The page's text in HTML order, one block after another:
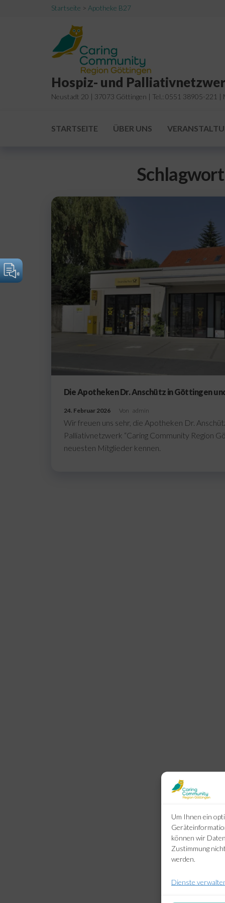
Um Ihnen ein
können wir
Zustimmung
werden.
Dienste
Startseite > Apotheke B27
Hospiz- und
Neustadt 20 | 37073 Göttingen | Tel.: 0551 38905-221 |
STARTSEITE ÜBER UNS
Die Apotheken Dr. Anschütz in Göttingen
24. Februar 2026 Von admin
Wir freuen uns sehr, die Apotheken Dr.
Palliativnetzwerk “Caring Community Region
neuesten Mitglieder kennen.